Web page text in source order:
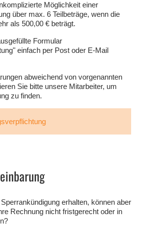
Möglichkeit einer
über max. 6 Teilbeträge, wenn die
als 500,00 € beträgt.
Formular
einfach per Post oder E-Mail
abweichend von vorgenannten
Sie bitte unsere Mitarbeiter, um
zu finden.
erhalten, können aber
Rechnung nicht fristgerecht oder in